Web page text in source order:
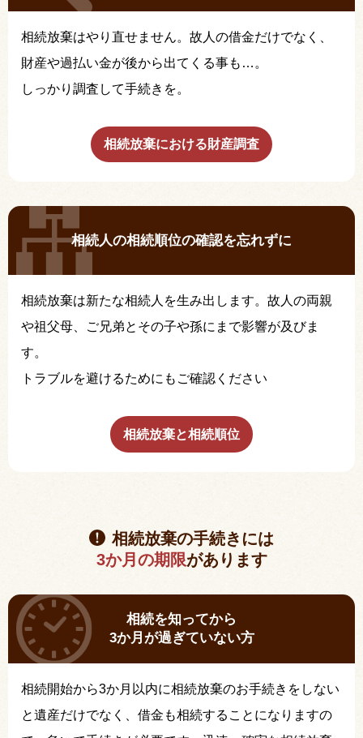
相続放棄はやり直せません。故人の借金だけでなく、
財産や過払い金が後から出てくる事も…。
しっかり調査して手続きを。
相続放棄における財産調査
相続人の相続順位の確認を忘れずに
相続放棄は新たな相続人を生み出します。故人の両親
や祖父母、ご兄弟とその子や孫にまで影響が及びま
す。
トラブルを避けるためにもご確認ください
相続放棄と相続順位
相続放棄の手続きには
3か月の期限があります
相続を知ってから
3か月が過ぎていない方
相続開始から3か月以内に相続放棄のお手続きをしない
と遺産だけでなく、借金も相続することになりますの